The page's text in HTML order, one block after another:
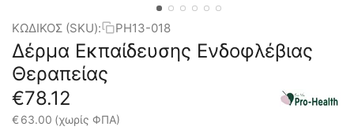
ΚΩΔΙΚΟΣ (SKU): PH13-018
Δέρμα Εκπαίδευσης Ενδοφλέβιας
Θεραπείας
€78.12
€63.00 (χωρίς ΦΠΑ)